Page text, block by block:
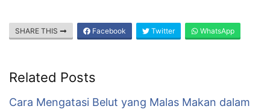
SHARE THIS Facebook Twitter WhatsApp
Related Posts
Cara Mengatasi Belut yang Malas Makan dalam